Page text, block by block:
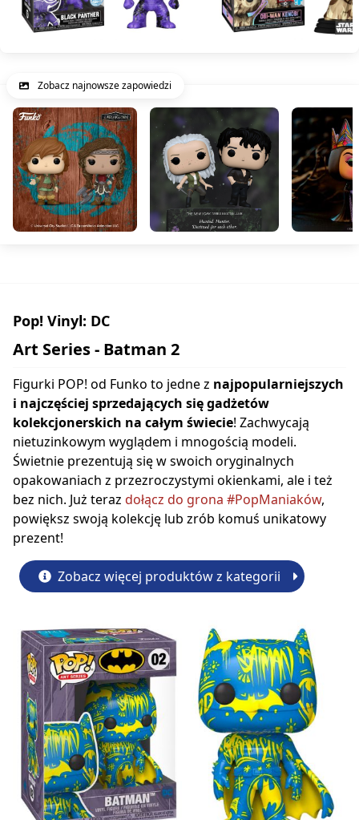
Zobacz najnowsze zapowiedzi
Pop! Vinyl: DC
Art Series - Batman 2
Figurki POP! od Funko to jedne z najpopularniejszych
i najczęściej sprzedających się gadżetów
kolekcjonerskich na całym świecie! Zachwycają
nietuzinkowym wyglądem i mnogością modeli.
Świetnie prezentują się w swoich oryginalnych
opakowaniach z przezroczystymi okienkami, ale i też
bez nich. Już teraz dołącz do grona #PopManiaków,
powiększ swoją kolekcję lub zrób komuś unikatowy
prezent!
Zobacz więcej produktów z kategorii